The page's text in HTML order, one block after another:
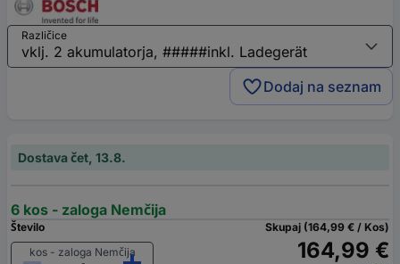
Različice
Dodaj na seznam
Dostava čet, 13.8.
6 kos - zaloga Nemčija
Število
kos - zaloga Nemčija
Skupaj (164,99 € / Kos)
164,99 €